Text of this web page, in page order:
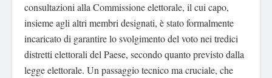
consultazioni alla Commissione elettorale, il cui capo,
insieme agli altri membri designati, è stato formalmente
incaricato di garantire lo svolgimento del voto nei tredici
distretti elettorali del Paese, secondo quanto previsto dalla
legge elettorale. Un passaggio tecnico ma cruciale, che